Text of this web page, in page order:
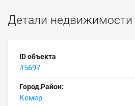
Детали недвижимости
ID объекта
#5697
Город,Район:
Кемер